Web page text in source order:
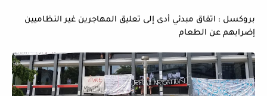
بروكسل : اتفاق مبدئي أدى إلى تعليق المهاجرين غير النظاميين
إضرابهم عن الطعام